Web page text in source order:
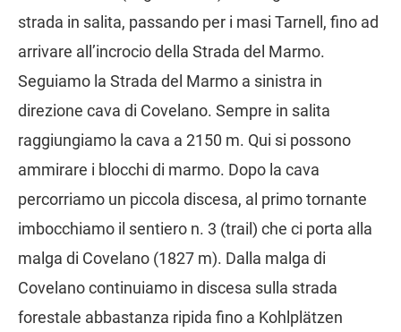
strada in salita, passando per i masi Tarnell, fino ad
arrivare all’incrocio della Strada del Marmo.
Seguiamo la Strada del Marmo a sinistra in
direzione cava di Covelano. Sempre in salita
raggiungiamo la cava a 2150 m. Qui si possono
ammirare i blocchi di marmo. Dopo la cava
percorriamo un piccola discesa, al primo tornante
imbocchiamo il sentiero n. 3 (trail) che ci porta alla
malga di Covelano (1827 m). Dalla malga di
Covelano continuiamo in discesa sulla strada
forestale abbastanza ripida fino a Kohlplätzen